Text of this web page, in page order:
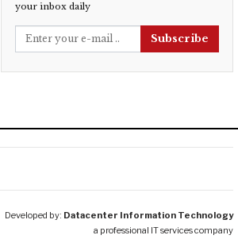
your inbox daily
Subscribe
Developed by: Datacenter Information Technology
a professional IT services company